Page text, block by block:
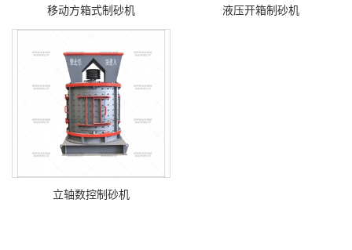
移动方箱式制砂机 液压开箱制砂机
立轴数控制砂机